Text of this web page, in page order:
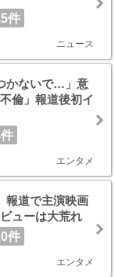
件
ニュース
かないで…」意
倫」報道後初イ
エンタメ
報道で主演映画
ューは大荒れ
件
エンタメ